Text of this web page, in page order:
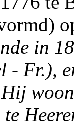
in
- Fr.),